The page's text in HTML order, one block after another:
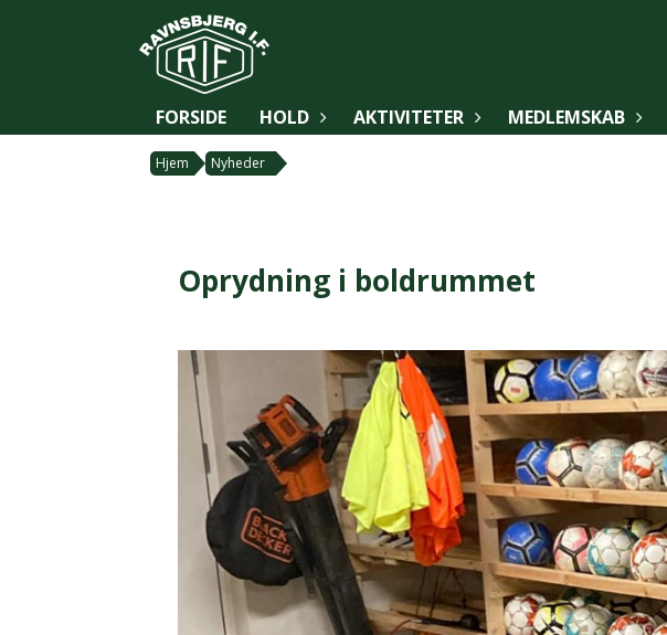
FORSIDE HOLD AKTIVITETER MEDLEMSKAB
Hjem Nyheder
Oprydning i boldrummet